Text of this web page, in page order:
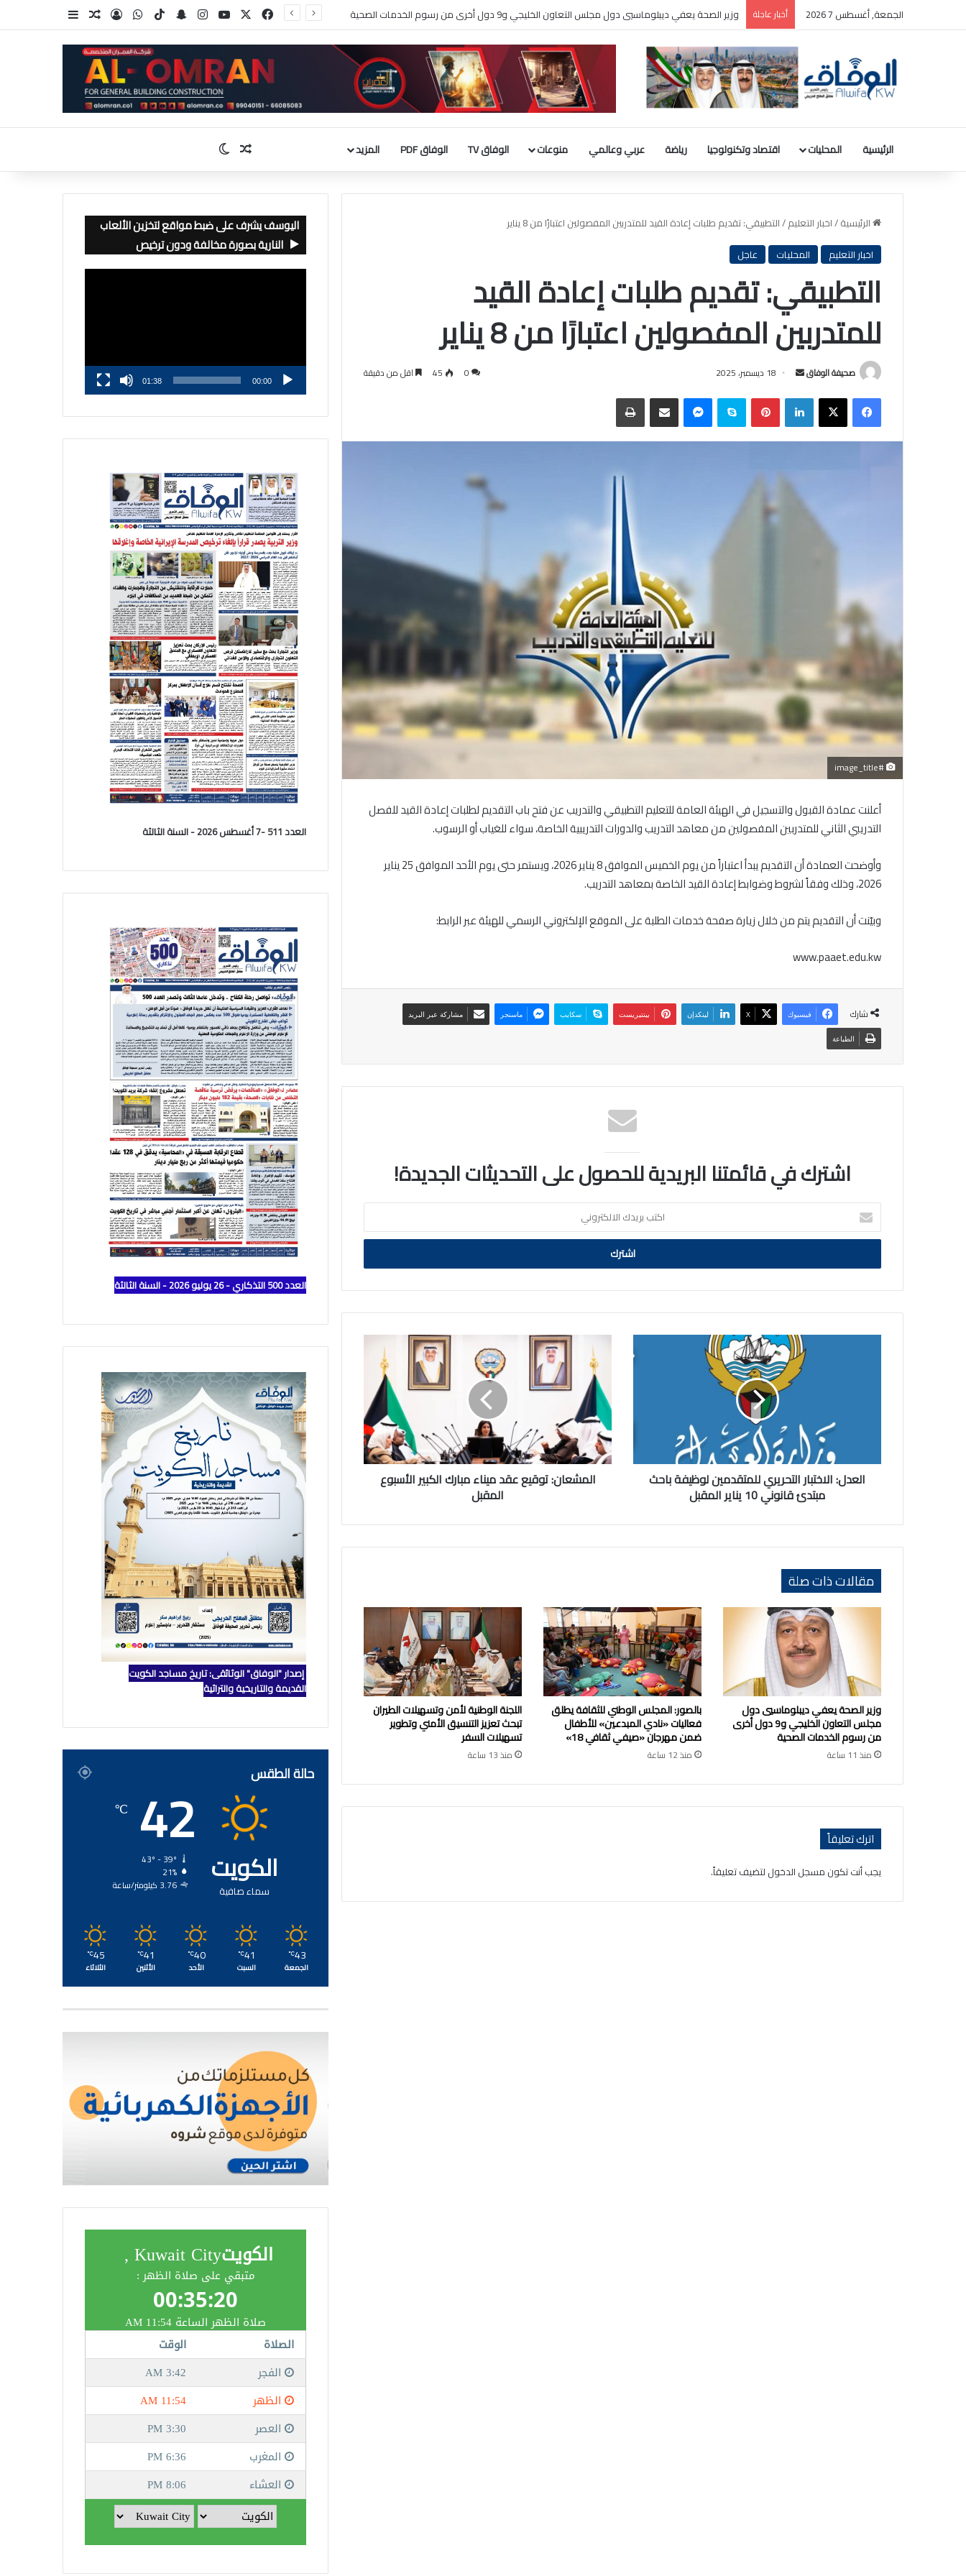
الجمعة, أغسطس 7 2026 أخبار عاجلة بالصور: المجلس الوطني للثقافة يطلق فعاليات «نادي المبدعين» للأطفال ضمن مهرجان «صيفي ثقافي 18» فيسبوك ‫YouTubeانستقرامسناب تشات
‫TikTokواتسابتسجيل الدخول
مقال عشوائي
إضافة عمود
الرئيسية المحليات اقتصاد وتكنولوجيا رياضة عربي وعالمي منوعات الوفاق TV الوفاق PDF المزيد مقال عشوائي
الوضع المظلم
الرئيسية/اخبار التعليم/التطبيقي: تقديم طلبات إعادة القيد للمتدربين المفصولين اعتبارًا من 8 يناير
اخبار التعليم
المحليات عاجل
التطبيقي: تقديم طلبات إعادة القيد
للمتدربين المفصولين اعتبارًا من 8 يناير
صحيفة الوفاق
أرسل
إلكترونيا
18 ديسمبر، 2025 0
45 اقل من دقيقة
فيسبوك‫X لينكدإن بينتيريستسكايب ماسنجر مشاركة عبر البريد الطباعة
#image_title
أعلنت عمادة القبول والتسجيل في الهيئة العامة للتعليم التطبيقي والتدريب عن فتح باب التقديم لطلبات إعادة القيد للفصل
التدريبي الثاني للمتدربين المفصولين من معاهد التدريب والدورات التدريبية الخاصة، سواء للغياب أو الرسوب.
وأوضحت العمادة أن التقديم يبدأ اعتباراً من يوم الخميس الموافق 8 يناير 2026، ويستمر حتى يوم الأحد الموافق 25 يناير
2026، وذلك وفقاً لشروط وضوابط إعادة القيد الخاصة بمعاهد التدريب.
وبيّنت أن التقديم يتم من خلال زيارة صفحة خدمات الطلبة على الموقع الإلكتروني الرسمي للهيئة عبر الرابط:
www.paaet.edu.kw
شارك فيسبوك ‫X لينكدإن بينتيريست سكايب ماسنجر مشاركة عبر البريد
الطباعة
اشترك في قائمتنا البريدية للحصول على التحديثات الجديدة!
اكتب
بريدك
الالكتروني
10
العدل: الاختبار التحريري للمتقدمين لوظيفة باحث
مبتدئ قانوني 10 يناير المقبل
توقيع
عقد
ميناء
مبارك
الكبير
الأسبوع
المقبل
المشعان: توقيع عقد ميناء مبارك الكبير الأسبوع
المقبل
مقالات ذات صلة
وزير الصحة يعفي ديبلوماسيي دول
مجلس التعاون الخليجي و9 دول أخرى
من رسوم الخدمات الصحية
منذ 11 ساعة
بالصور: المجلس الوطني للثقافة يطلق
فعاليات «نادي المبدعين» للأطفال
ضمن مهرجان «صيفي ثقافي 18»
منذ 12 ساعة
اللجنة الوطنية لأمن وتسهيلات الطيران
تبحث تعزيز التنسيق الأمني وتطوير
تسهيلات السفر
منذ 13 ساعة
اترك تعليقاً
يجب أنت تكون مسجل الدخول لتضيف تعليقاً.
اليوسف يشرف على ضبط مواقع لتخزين الألعاب
النارية بصورة مخالفة ودون ترخيص
00:00
01:38
العدد 511 -7 أغسطس 2026 - السنة الثالثة
العدد 500 التذكاري - 26 يوليو 2026 - السنة الثالثة
إصدار "الوفاق" الوثائقي: تاريخ مساجد الكويت
القديمة والتاريخية والتراثية
حالة الطقس
الكويت
سماء صافية
42
℃
21%
3.76 كيلومتر/ساعة
43
℃
الجمعة
41
℃
السبت
40
℃
الأحد
41
℃
الأثنين
45
℃
الثلاثاء